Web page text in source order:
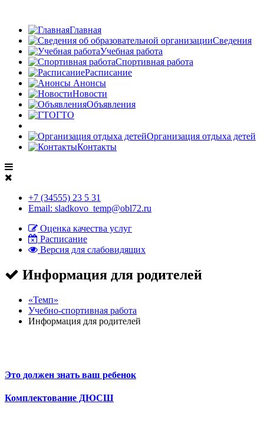
Главная
Сведения
Учебная работа
Спортивная работа
Расписание
Анонсы
Новости
Объявления
ГТО
Организация отдыха детей
Контакты
+7 (34555) 23 5 31
Email: sladkovo_temp@obl72.ru
Оценка качества услуг
Расписание
Версия для слабовидящих
Информация для родителей
«Темп»
Учебно-спортивная работа
Информация для родителей
Это должен знать ваш ребенок
Комплектование ДЮСШ